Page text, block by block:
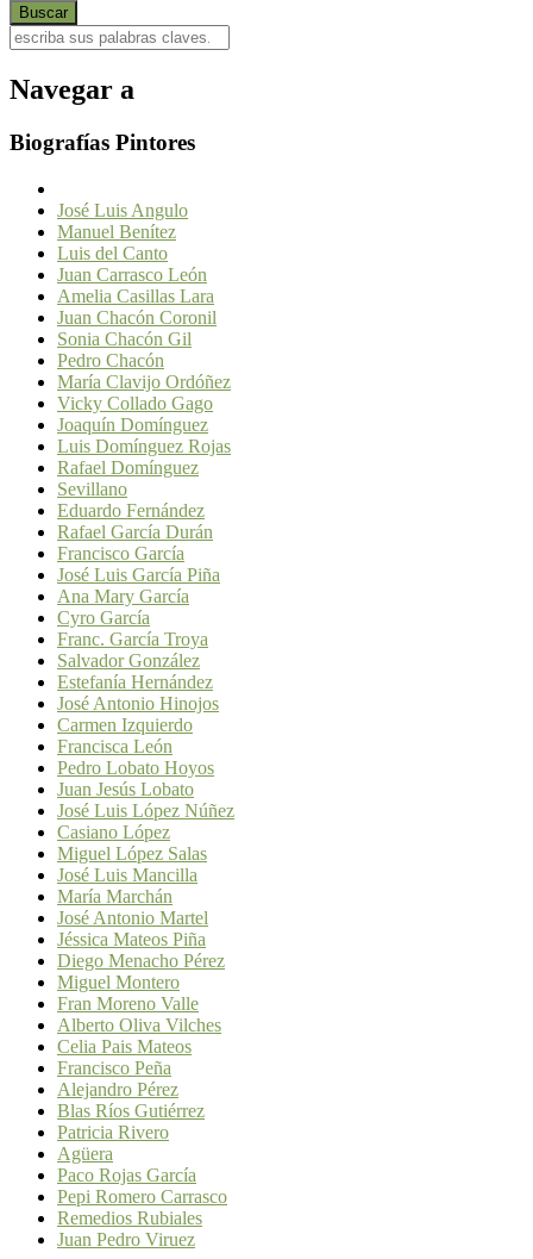
Navegar a
Biografías Pintores
José Luis Angulo
Manuel Benítez
Luis del Canto
Juan Carrasco León
Amelia Casillas Lara
Juan Chacón Coronil
Sonia Chacón Gil
Pedro Chacón
María Clavijo Ordóñez
Vicky Collado Gago
Joaquín Domínguez
Luis Domínguez Rojas
Rafael Domínguez
Sevillano
Eduardo Fernández
Rafael García Durán
Francisco García
José Luis García Piña
Ana Mary García
Cyro García
Franc. García Troya
Salvador González
Estefanía Hernández
José Antonio Hinojos
Carmen Izquierdo
Francisca León
Pedro Lobato Hoyos
Juan Jesús Lobato
José Luis López Núñez
Casiano López
Miguel López Salas
José Luis Mancilla
María Marchán
José Antonio Martel
Jéssica Mateos Piña
Diego Menacho Pérez
Miguel Montero
Fran Moreno Valle
Alberto Oliva Vilches
Celia Pais Mateos
Francisco Peña
Alejandro Pérez
Blas Ríos Gutiérrez
Patricia Rivero
Agüera
Paco Rojas García
Pepi Romero Carrasco
Remedios Rubiales
Juan Pedro Viruez